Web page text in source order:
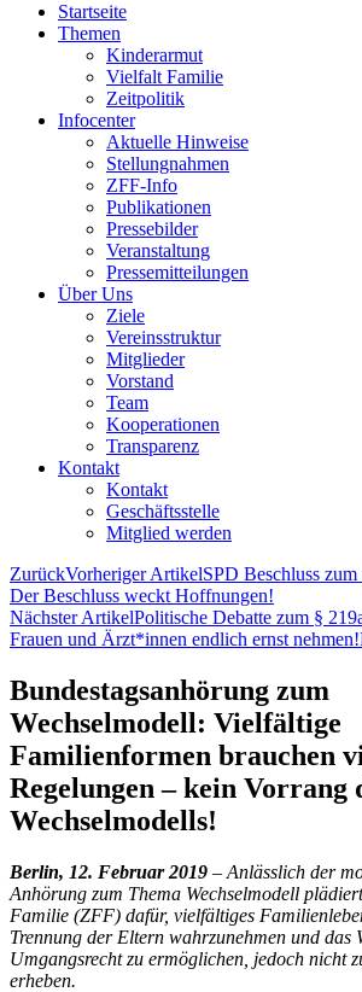
Startseite
Themen
Kinderarmut
Vielfalt Familie
Zeitpolitik
Infocenter
Aktuelle Hinweise
Stellungnahmen
ZFF-Info
Publikationen
Pressebilder
Veranstaltung
Pressemitteilungen
Über Uns
Ziele
Vereinsstruktur
Mitglieder
Vorstand
Team
Kooperationen
Transparenz
Kontakt
Kontakt
Geschäftsstelle
Mitglied werden
ZurückVorheriger ArtikelSPD Beschluss zum
Der Beschluss weckt Hoffnungen!
Nächster ArtikelPolitische Debatte zum §
Frauen und Ärzt*innen endlich ernst nehmen!
Bundestagsanhörung zum
Wechselmodell: Vielfältige
Familienformen brauchen
Regelungen – kein Vorrang
Wechselmodells!
Berlin, 12. Februar 2019 – Anlässlich der
Anhörung zum Thema Wechselmodell
Familie (ZFF) dafür, vielfältiges
Trennung der Eltern wahrzunehmen und das
Umgangsrecht zu ermöglichen, jedoch nicht
erheben.